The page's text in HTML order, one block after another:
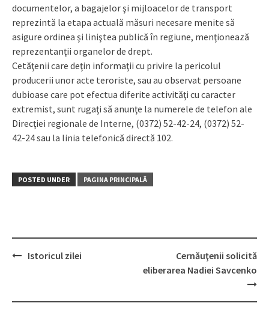
documentelor, a bagajelor şi mijloacelor de transport
reprezintă la etapa actuală măsuri necesare menite să
asigure ordinea şi liniştea publică în regiune, menţionează
reprezentanţii organelor de drept.
Cetăţenii care deţin informaţii cu privire la pericolul
producerii unor acte teroriste, sau au observat persoane
dubioase care pot efectua diferite activităţi cu caracter
extremist, sunt rugaţi să anunţe la numerele de telefon ale
Direcţiei regionale de Interne, (0372) 52-42-24, (0372) 52-
42-24 sau la linia telefonică directă 102.
POSTED UNDER PAGINA PRINCIPALĂ
Istoricul zilei
Cernăuţenii solicită
eliberarea Nadiei Savcenko